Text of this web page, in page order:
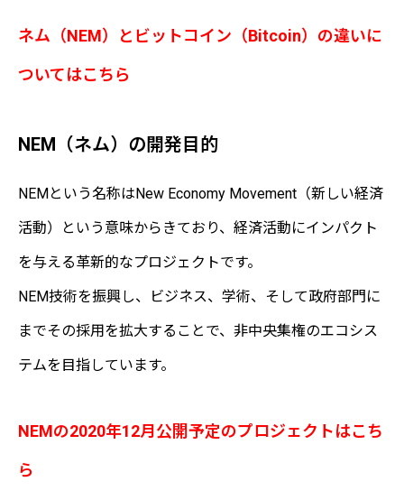
ネム（NEM）とビットコイン（Bitcoin）の違いに
ついてはこちら
NEM（ネム）の開発目的
NEMという名称はNew Economy Movement（新しい経済
活動）という意味からきており、経済活動にインパクト
を与える革新的なプロジェクトです。
NEM技術を振興し、ビジネス、学術、そして政府部門に
までその採用を拡大することで、非中央集権のエコシス
テムを目指しています。
NEMの2020年12月公開予定のプロジェクトはこち
ら